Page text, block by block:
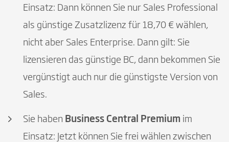
Einsatz: Dann können Sie nur Sales Professional
als günstige Zusatzlizenz für 18,70 € wählen,
nicht aber Sales Enterprise. Dann gilt: Sie
lizensieren das günstige BC, dann bekommen Sie
vergünstigt auch nur die günstigste Version von
Sales.
Sie haben Business Central Premium im
Einsatz: Jetzt können Sie frei wählen zwischen